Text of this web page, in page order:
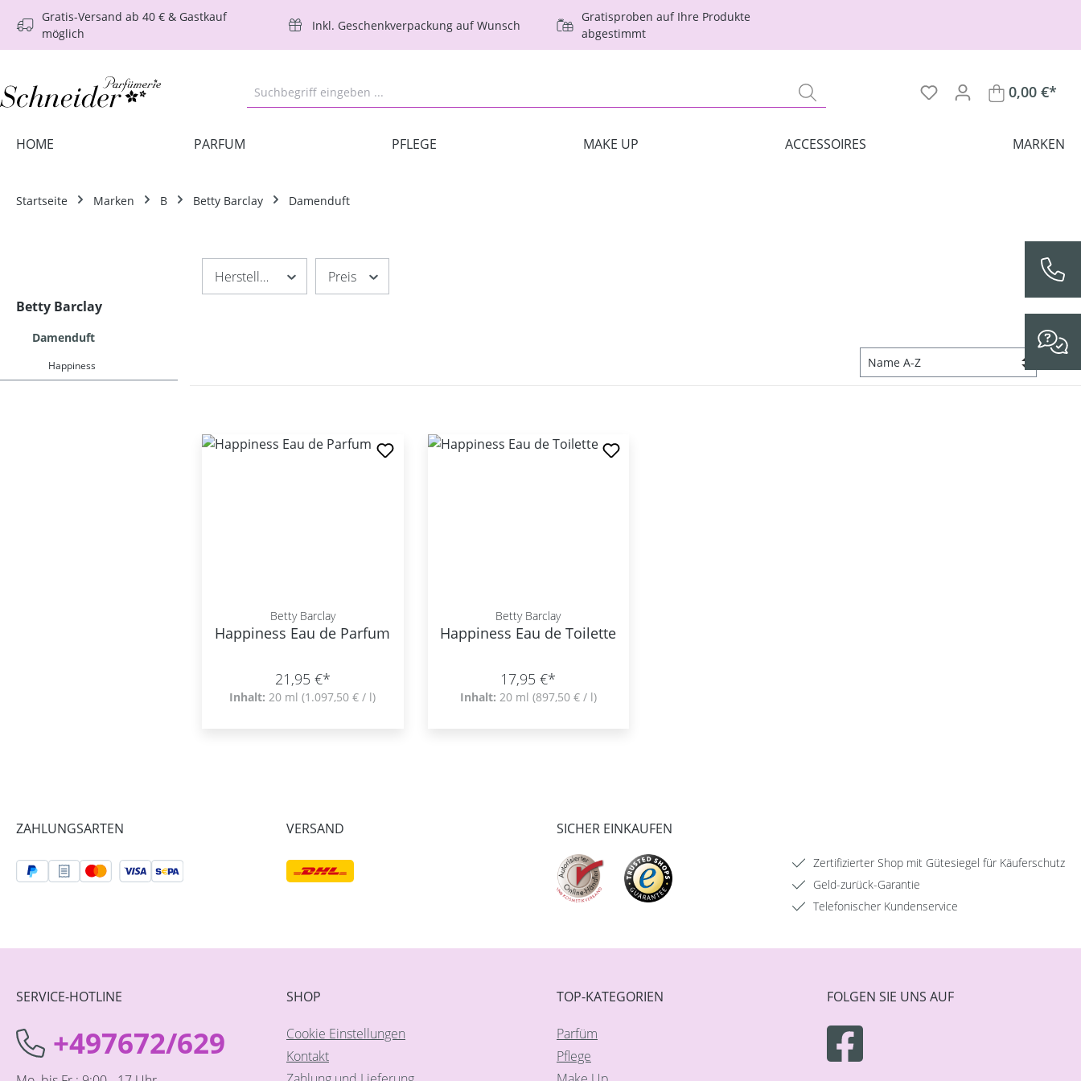
Hauptinhalt springen
Zur Suche springen
Zur Hauptnavigation springen
Gratis-Versand ab 40 € & Gastkauf
möglich
Inkl. Geschenkverpackung auf Wunsch
Gratisproben auf Ihre Produkte
abgestimmt
0,00 €*
HOME PARFUM PFLEGE MAKE UP ACCESSOIRES MARKEN
Startseite Marken B Betty Barclay Damenduft
Betty Barclay
Damenduft
Happiness
Hersteller Preis
Betty Barclay
Happiness Eau de Parfum
21,95 €*
Inhalt:20 ml(1.097,50 € / l)
Betty Barclay
Happiness Eau de Toilette
17,95 €*
Inhalt: 20 ml (897,50 € / l)
ZAHLUNGSARTEN VERSAND SICHER EINKAUFEN
Zertifizierter Shop mit Gütesiegel für Käuferschutz
Geld-zurück-Garantie
Telefonischer Kundenservice
SERVICE-HOTLINE
+497672/629
SHOP
Cookie Einstellungen
Kontakt
TOP-KATEGORIEN
Parfüm
Pflege
FOLGEN SIE UNS AUF